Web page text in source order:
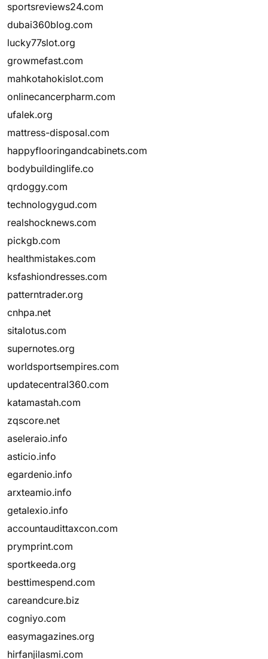
sportsreviews24.com
dubai360blog.com
lucky77slot.org
growmefast.com
mahkotahokislot.com
onlinecancerpharm.com
ufalek.org
mattress-disposal.com
happyflooringandcabinets.com
bodybuildinglife.co
qrdoggy.com
technologygud.com
realshocknews.com
pickgb.com
healthmistakes.com
ksfashiondresses.com
patterntrader.org
cnhpa.net
sitalotus.com
supernotes.org
worldsportsempires.com
updatecentral360.com
katamastah.com
zqscore.net
aseleraio.info
asticio.info
egardenio.info
arxteamio.info
getalexio.info
accountaudittaxcon.com
prymprint.com
sportkeeda.org
besttimespend.com
careandcure.biz
cogniyo.com
easymagazines.org
hirfanjilasmi.com